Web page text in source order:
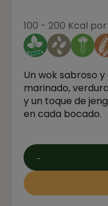
100 - 200 Kcal por
Un wok sabroso
marinado,
y un toque de
en cada bocado.